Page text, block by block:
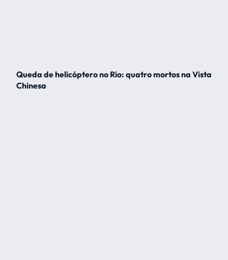
Queda de helicóptero no Rio: quatro mortos na Vista
Chinesa